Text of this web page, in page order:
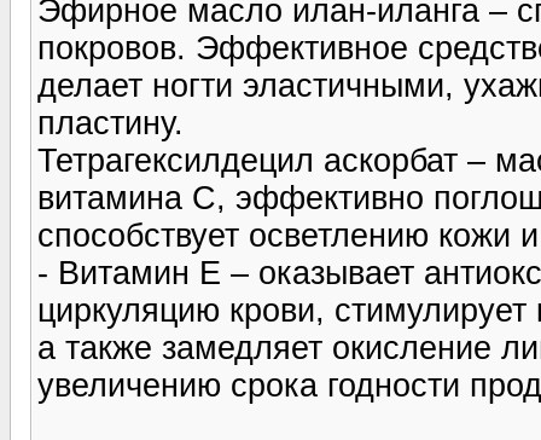
Эфирное масло илан-иланга –
покровов. Эффективное
делает ногти эластичными,
пластину.
Тетрагексилдецил аскорбат –
витамина С, эффективно
способствует осветлению кожи
- Витамин Е – оказывает
циркуляцию крови,
а также замедляет окисление
увеличению срока годности